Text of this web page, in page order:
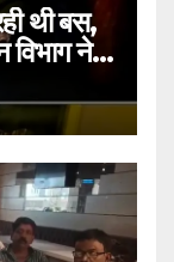
थी बस,
विभाग ने